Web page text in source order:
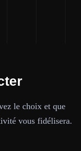
le choix et que
vous fidélisera.